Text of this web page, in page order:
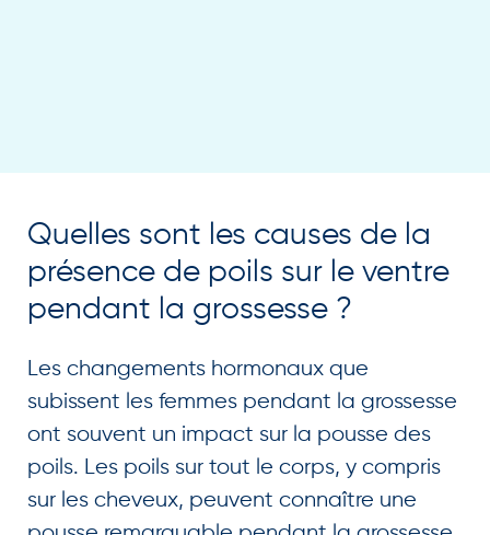
Quelles sont les causes de la
présence de poils sur le ventre
pendant la grossesse ?
Les changements hormonaux que
subissent les femmes pendant la grossesse
ont souvent un impact sur la pousse des
poils. Les poils sur tout le corps, y compris
sur les cheveux, peuvent connaître une